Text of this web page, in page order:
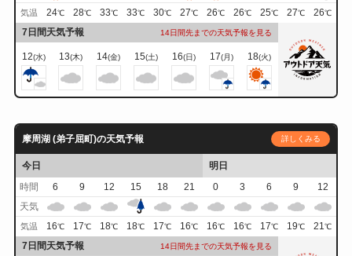
気温 24℃ 28℃ 33℃ 33℃ 30℃ 27℃ 26℃ 26℃ 25℃ 27℃ 26℃
7日間天気予報 14日間先までの天気予報を見る
12(水) 13(木) 14(金) 15(土) 16(日) 17(月) 18(火)
摩周湖 (弟子屈町)の天気予報 詳しくみる
今日
明日
時間
6 9 12 15 18 21 0 3 6 9
12
天気
気温 16℃ 17℃ 18℃ 18℃ 17℃ 16℃ 16℃ 16℃ 17℃ 19℃ 21℃
7日間天気予報 14日間先までの天気予報を見る